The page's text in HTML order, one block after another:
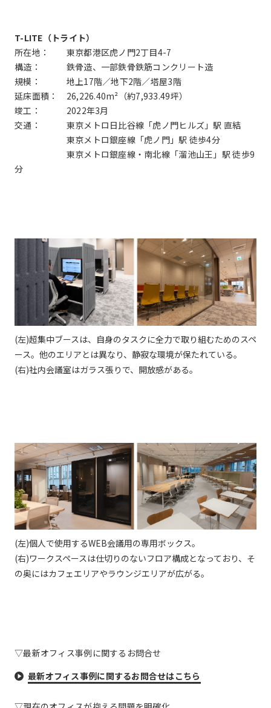
T-LITE（トライト）
所在地： 東京都港区虎ノ門2丁目4-7
構造： 鉄骨造、一部鉄骨鉄筋コンクリート造
規模： 地上17階／地下2階／塔屋3階
延床面積： 26,226.40m²（約7,933.49坪）
竣工： 2022年3月
交通： 東京メトロ日比谷線「虎ノ門ヒルズ」駅 直結
東京メトロ銀座線「虎ノ門」駅 徒歩4分
東京メトロ銀座線・南北線「溜池山王」駅 徒歩9
分
(左)超集中ブースは、自身のタスクに全力で取り組むためのスペ
ース。他のエリアとは異なり、静寂な環境が保たれている。
(右)社内会議室はガラス張りで、開放感がある。
(左)個人で使用するWEB会議用の専用ボックス。
(右)ワークスペースは仕切りのないフロア構成となっており、そ
の奥にはカフェエリアやラウンジエリアが広がる。
▽最新オフィス事例に関するお問合せ
最新オフィス事例に関するお問合せはこちら